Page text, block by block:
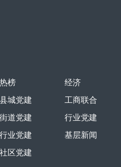
热榜
县城党建
街道党建
行业党建
社区党建
经济
工商联合
行业党建
基层新闻